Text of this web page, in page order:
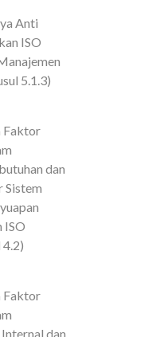
Anti
ISO
5.1.3)
Faktor
dan
Sistem
ISO
Faktor
dan